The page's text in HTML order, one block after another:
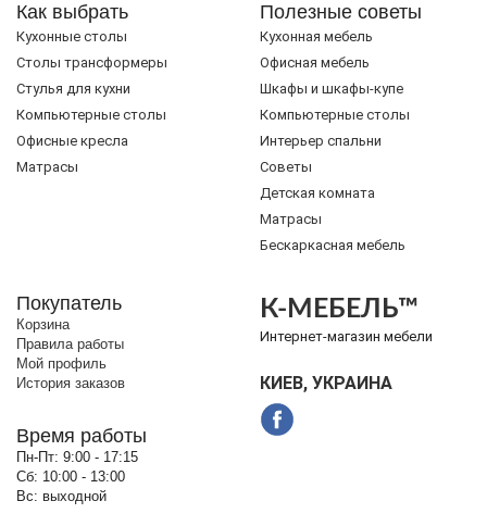
Как выбрать
Кухонные столы
Cтолы трансформеры
Стулья для кухни
Компьютерные столы
Офисные кресла
Матрасы
Полезные советы
Кухонная мебель
Офисная мебель
Шкафы и шкафы-купе
Компьютерные столы
Интерьер спальни
Советы
Детская комната
Матрасы
Бескаркасная мебель
Покупатель
Корзина
Правила работы
Мой профиль
История заказов
Время работы
Пн-Пт: 9:00 - 17:15
Сб: 10:00 - 13:00
Вс: выходной
К-МЕБЕЛЬ™
Интернет-магазин мебели
КИЕВ, УКРАИНА